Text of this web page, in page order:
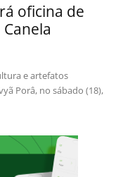
oficina de
e artefatos
Porâ, no sábado (18),